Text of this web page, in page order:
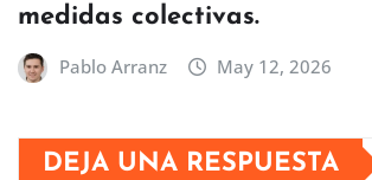
medidas colectivas.
Pablo Arranz May 12, 2026
DEJA UNA RESPUESTA